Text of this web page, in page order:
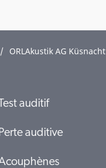
/ ORLAkustik AG Küsnacht
Test auditif
auditive